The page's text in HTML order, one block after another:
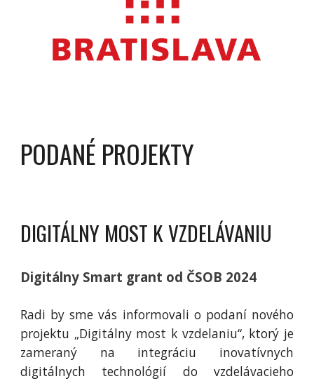
PODANÉ PROJEKTY
DIGITÁLNY MOST K VZDELÁVANIU
Digitálny Smart grant od ČSOB 2024
Radi by sme vás informovali o podaní nového
projektu „Digitálny most k vzdelaniu“, ktorý je
zameraný na integráciu inovatívnych
digitálnych technológií do vzdelávacieho